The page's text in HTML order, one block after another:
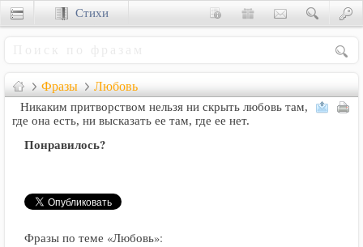
Фразы Любовь
Никаким притворством нельзя ни скрыть любовь там,
где она есть, ни высказать ее там, где ее нет.
Понравилось?
Фразы по теме «Любовь»:
Стихи